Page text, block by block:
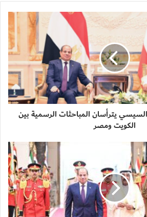
يترأسان المباحثات الرسمية بين
الكويت ومصر